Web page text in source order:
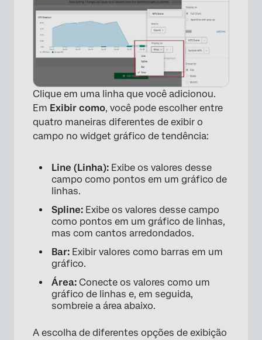
Clique em uma linha que você adicionou.
Em Exibir como, você pode escolher entre
quatro maneiras diferentes de exibir o
campo no widget gráfico de tendência:
Line (Linha): Exibe os valores desse
campo como pontos em um gráfico de
linhas.
Spline: Exibe os valores desse campo
como pontos em um gráfico de linhas,
mas com cantos arredondados.
Bar: Exibir valores como barras em um
gráfico.
Área: Conecte os valores como um
gráfico de linhas e, em seguida,
sombreie a área abaixo.
A escolha de diferentes opções de exibição